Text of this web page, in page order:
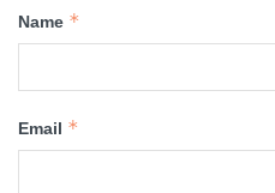
Name *
Email *